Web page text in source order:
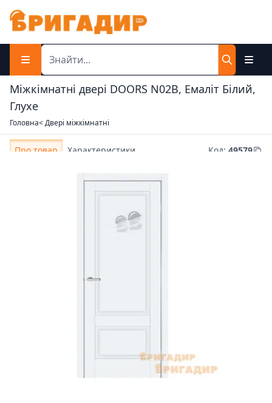
Міжкімнатні двері DOORS N02B, Емаліт Білий,
Глухе
Головна< Двері міжкімнатні
Про товар Характеристики Код: 49579